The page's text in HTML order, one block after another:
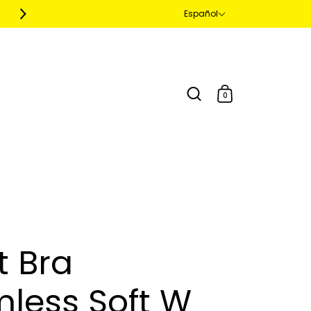
envíos a todo el mundo
Español
0
Bra